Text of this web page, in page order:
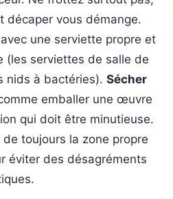
décaper vous démange.
une serviette propre et
(les serviettes de salle de
nids à bactéries). Sécher
emballer une œuvre
qui doit être minutieuse.
toujours la zone propre
éviter des désagréments